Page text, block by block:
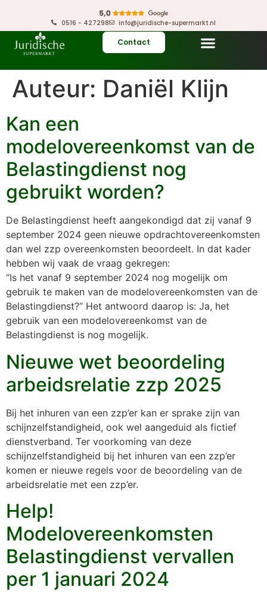
0516 - 427298 info@juridische-supermarkt.nl
Contact
Auteur: Daniël Klijn
Kan een
modelovereenkomst van de
Belastingdienst nog
gebruikt worden?
De Belastingdienst heeft aangekondigd dat zij vanaf 9
september 2024 geen nieuwe opdrachtovereenkomsten
dan wel zzp overeenkomsten beoordeelt. In dat kader
hebben wij vaak de vraag gekregen:
“Is het vanaf 9 september 2024 nog mogelijk om
gebruik te maken van de modelovereenkomsten van de
Belastingdienst?” Het antwoord daarop is: Ja, het
gebruik van een modelovereenkomst van de
Belastingdienst is nog mogelijk.
Nieuwe wet beoordeling
arbeidsrelatie zzp 2025
Bij het inhuren van een zzp’er kan er sprake zijn van
schijnzelfstandigheid, ook wel aangeduid als fictief
dienstverband. Ter voorkoming van deze
schijnzelfstandigheid bij het inhuren van een zzp’er
komen er nieuwe regels voor de beoordeling van de
arbeidsrelatie met een zzp’er.
Help!
Modelovereenkomsten
Belastingdienst vervallen
per 1 januari 2024